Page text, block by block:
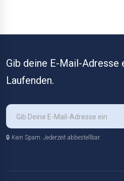
Gib deine E-Mail-Adresse
Laufenden.
🔒 Kein Spam. Jederzeit abbestellbar.